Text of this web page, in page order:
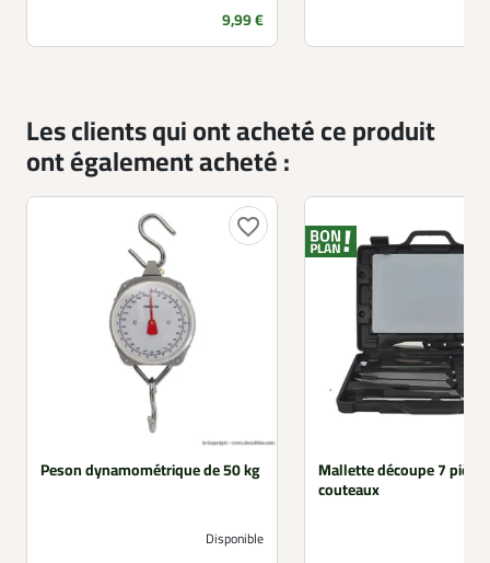
Prix
9,99 €
Les clients qui ont acheté ce produit
ont également acheté :
favorite_border
Peson dynamométrique de 50 kg
Disponible
Mallette découpe 7
couteaux